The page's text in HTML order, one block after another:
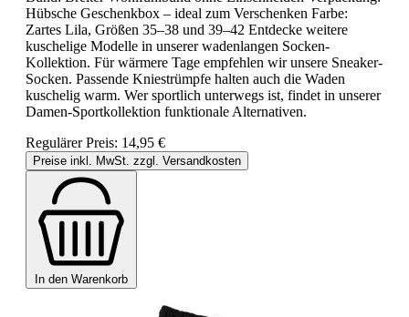
Hübsche Geschenkbox – ideal zum Verschenken Farbe:
Zartes Lila, Größen 35–38 und 39–42 Entdecke weitere
kuschelige Modelle in unserer wadenlangen Socken-
Kollektion. Für wärmere Tage empfehlen wir unsere Sneaker-
Socken. Passende Kniestrümpfe halten auch die Waden
kuschelig warm. Wer sportlich unterwegs ist, findet in unserer
Damen-Sportkollektion funktionale Alternativen.
Regulärer Preis: 14,95 €
Preise inkl. MwSt. zzgl. Versandkosten
In den Warenkorb